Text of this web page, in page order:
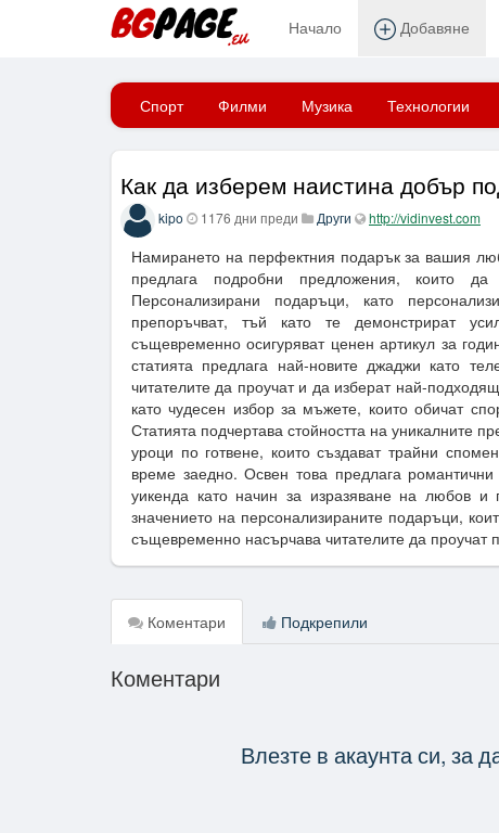
Начало Добавяне
Начало
Спорт Филми Музика Технологии
Как да изберем наистина добър
kipo 1176 дни преди Други http://vidinvest.com
Намирането на перфектния подарък за вашия
предлага подробни предложения, които
Персонализирани подаръци, като
препоръчват, тъй като те демонстрират
същевременно осигуряват ценен артикул за
статията предлага най-новите джаджи като
читателите да проучат и да изберат най-
като чудесен избор за мъжете, които обичат
Статията подчертава стойността на уникалните
уроци по готвене, които създават трайни
време заедно. Освен това предлага
уикенда като начин за изразяване на любов и
значението на персонализираните подаръци,
същевременно насърчава читателите да
Коментари Подкрепили
Коментари
Влезте в акаунта си, за